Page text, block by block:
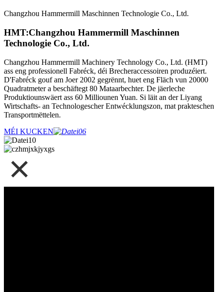
Changzhou Hammermill Maschinnen Technologie Co., Ltd.
HMT:Changzhou Hammermill Maschinnen
Technologie Co., Ltd.
Changzhou Hammermill Machinery Technology Co., Ltd. (HMT)
ass eng professionell Fabréck, déi Brecheraccessoiren produzéiert.
D'Fabréck gouf am Joer 2002 gegrënnt, huet eng Fläch vun 20000
Quadratmeter a beschäftegt 80 Mataarbechter. De jäerleche
Produktiounswäert ass 60 Milliounen Yuan. Si läit an der Liyang
Wirtschafts- an Technologescher Entwécklungszon, mat prakteschen
Transportmëttelen.
MÉI KUCKEN